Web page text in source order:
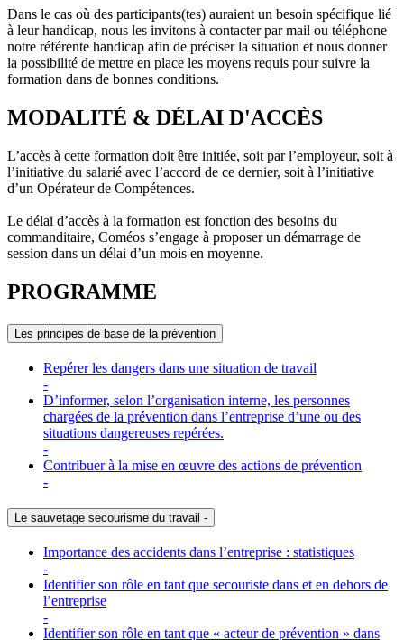
Dans le cas où des participants(tes) auraient un besoin spécifique lié
à leur handicap, nous les invitons à contacter par mail ou téléphone
notre référente handicap afin de préciser la situation et nous donner
la possibilité de mettre en place les moyens requis pour suivre la
formation dans de bonnes conditions.
MODALITÉ & DÉLAI D'ACCÈS
L’accès à cette formation doit être initiée, soit par l’employeur, soit à
l’initiative du salarié avec l’accord de ce dernier, soit à l’initiative
d’un Opérateur de Compétences.
Le délai d’accès à la formation est fonction des besoins du
commanditaire, Coméos s’engage à proposer un démarrage de
session dans un délai d’un mois en moyenne.
PROGRAMME
Les principes de base de la prévention
Repérer les dangers dans une situation de travail
-
D’informer, selon l’organisation interne, les personnes
chargées de la prévention dans l’entreprise d’une ou des
situations dangereuses repérées.
-
Contribuer à la mise en œuvre des actions de prévention
-
Le sauvetage secourisme du travail -
Importance des accidents dans l’entreprise : statistiques
-
Identifier son rôle en tant que secouriste dans et en dehors de
l’entreprise
-
Identifier son rôle en tant que « acteur de prévention » dans